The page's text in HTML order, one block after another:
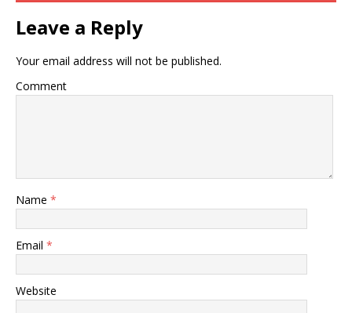
Leave a Reply
Your email address will not be published.
Comment
Name *
Email *
Website